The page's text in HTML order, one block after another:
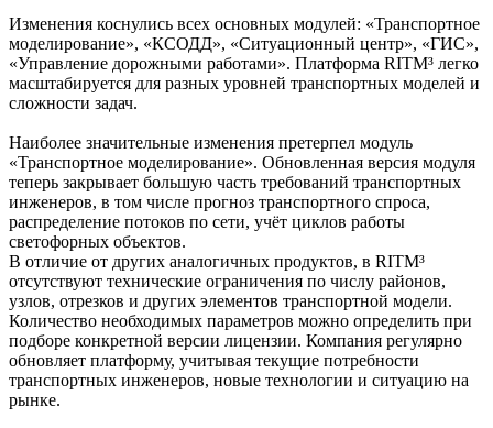
Изменения коснулись всех основных модулей: «Транспортное
моделирование», «КСОДД», «Ситуационный центр», «ГИС»,
«Управление дорожными работами». Платформа RITM³ легко
масштабируется для разных уровней транспортных моделей и
сложности задач.
Наиболее значительные изменения претерпел модуль
«Транспортное моделирование». Обновленная версия модуля
теперь закрывает большую часть требований транспортных
инженеров, в том числе прогноз транспортного спроса,
распределение потоков по сети, учёт циклов работы
светофорных объектов.
В отличие от других аналогичных продуктов, в RITM³
отсутствуют технические ограничения по числу районов,
узлов, отрезков и других элементов транспортной модели.
Количество необходимых параметров можно определить при
подборе конкретной версии лицензии. Компания регулярно
обновляет платформу, учитывая текущие потребности
транспортных инженеров, новые технологии и ситуацию на
рынке.